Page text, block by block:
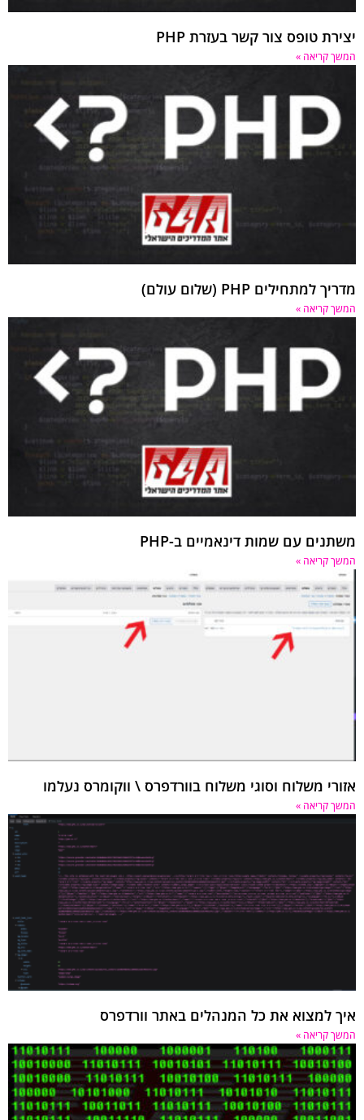
יצירת טופס צור קשר בעזרת PHP
המשך קריאה »
מדריך למתחילים PHP (שלום עולם)
המשך קריאה »
משתנים עם שמות דינאמיים ב-PHP
המשך קריאה »
אזורי משלוח וסוגי משלוח בוורדפרס \ ווקומרס נעלמו
המשך קריאה »
איך למצוא את כל המנהלים באתר וורדפרס
המשך קריאה »